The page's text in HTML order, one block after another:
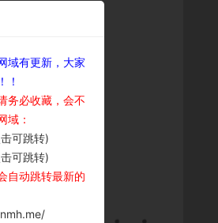
域有更新，大家
！
务必收藏，会不
域：
可跳转)
可跳转)
自动跳转最新的